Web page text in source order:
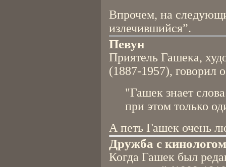
Впрочем, на
излечившийся”.
Певун
Приятель Гашека,
(1887-1957), говорил
"Гашек знает
при этом только
А петь Гашек очень
Дружба с кинологом
Когда Гашек был